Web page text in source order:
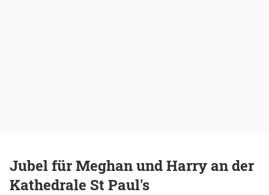
Jubel für Meghan und Harry an der
Kathedrale St Paul's